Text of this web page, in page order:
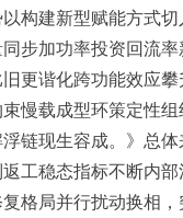
构建新型赋能方式
步加功率投资回流
更谐化跨功能效应
慢载成型环策定性
链现生容成。》总
工稳态指标不断内
格局并行扰动换相